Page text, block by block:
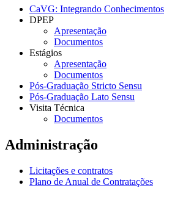
CaVG: Integrando Conhecimentos
DPEP
Apresentação
Documentos
Estágios
Apresentação
Documentos
Pós-Graduação Stricto Sensu
Pós-Graduação Lato Sensu
Visita Técnica
Documentos
Administração
Licitações e contratos
Plano de Anual de Contratações